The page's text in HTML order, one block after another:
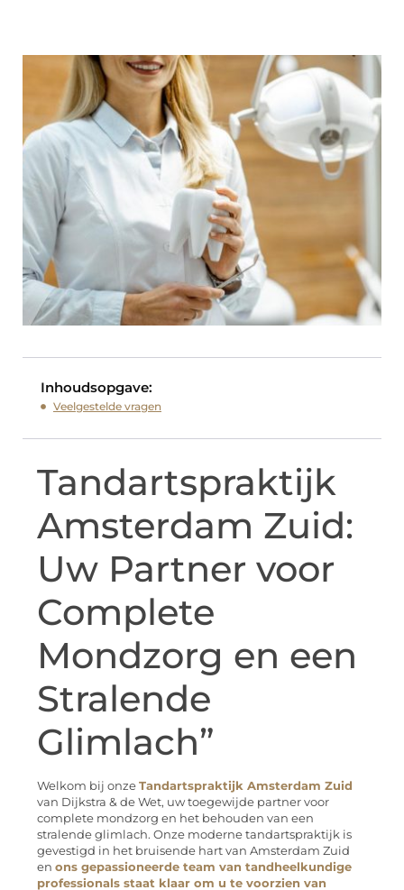
Inhoudsopgave:
Veelgestelde vragen
Tandartspraktijk
Amsterdam Zuid:
Uw Partner voor
Complete
Mondzorg en een
Stralende
Glimlach”
Welkom bij onze Tandartspraktijk Amsterdam Zuid
van Dijkstra & de Wet, uw toegewijde partner voor
complete mondzorg en het behouden van een
stralende glimlach. Onze moderne tandartspraktijk is
gevestigd in het bruisende hart van Amsterdam Zuid
en ons gepassioneerde team van tandheelkundige
professionals staat klaar om u te voorzien van